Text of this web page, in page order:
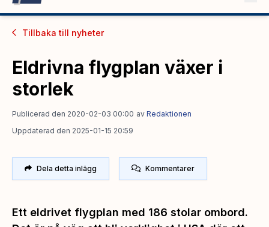
Tillbaka till nyheter
Eldrivna flygplan växer i
storlek
Publicerad den 2020-02-03 00:00 av Redaktionen
Uppdaterad den 2025-01-15 20:59
Dela detta inlägg Kommentarer
Ett eldrivet flygplan med 186 stolar ombord.